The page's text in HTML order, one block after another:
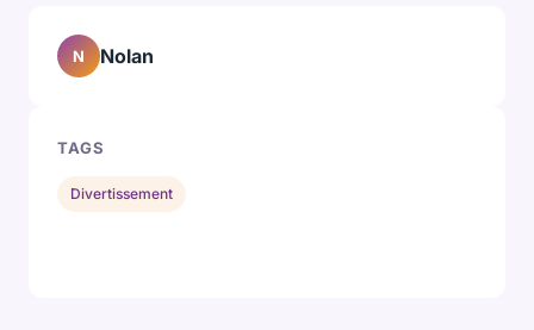
N Nolan
TAGS
Divertissement